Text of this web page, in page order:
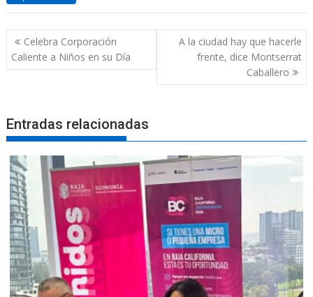
Navegación
de
entradas
Celebra Corporación
Caliente a Niños en su Día
A la ciudad hay que hacerle
frente, dice Montserrat
Caballero
Entradas relacionadas